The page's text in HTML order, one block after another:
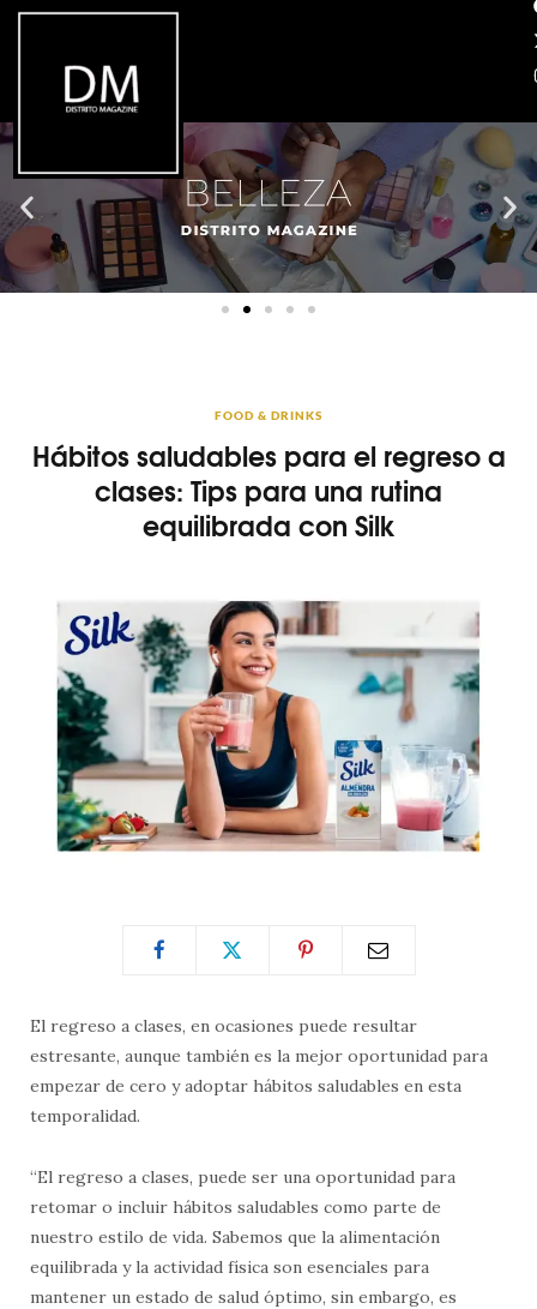
FOOD & DRINKS
Hábitos saludables para el regreso a
clases: Tips para una rutina
equilibrada con Silk
El regreso a clases, en ocasiones puede resultar
estresante, aunque también es la mejor oportunidad para
empezar de cero y adoptar hábitos saludables en esta
temporalidad.
“El regreso a clases, puede ser una oportunidad para
retomar o incluir hábitos saludables como parte de
nuestro estilo de vida. Sabemos que la alimentación
equilibrada y la actividad física son esenciales para
mantener un estado de salud óptimo, sin embargo, es